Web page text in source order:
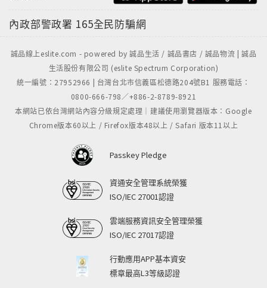
內政部警政署 165全民防騙網
誠品線上eslite.com - powered by 誠品生活 / 誠品書店 / 誠品物流 | 誠品
生活股份有限公司 (eslite Spectrum Corporation)
統一編號：27952966 | 台灣台北市信義區松德路204號B1 服務電話：
0800-666-798／+886-2-8789-8921
本網站已依台灣網站內容分級規定處理｜建議使用瀏覽器版本：Google
Chrome版本60以上 / Firefox版本48以上 / Safari 版本11以上
Passkey Pledge
資通安全管理系統榮獲
ISO/IEC 27001認證
雲端服務資訊安全管理榮獲
ISO/IEC 27017認證
行動應用APP基本資安
標章最高L3等級認證